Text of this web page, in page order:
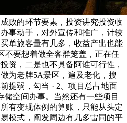
败的环节要素，投资讲究投资收
事动手，对外宣传和推广，计较
单旅客量有几多，收益产出也能
不要想着做全客群笼盖，正在任
资，二是也不具备阿谁可行性，
为老牌5A景区，遍及老化，搜
提弱，勾当 · 2、项目总占地面
储空间办事。当然还有一些项目
有变现体例的算账，只能从头定
模式，阐发周边有几多雷同的平